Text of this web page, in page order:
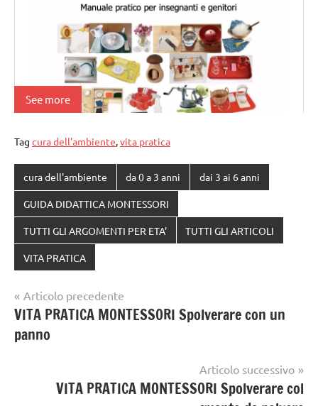
See more
Tag cura dell'ambiente,vita pratica
cura dell'ambiente da 0 a 3 anni dai 3 ai 6 anni
GUIDA DIDATTICA MONTESSORI
TUTTI GLI ARGOMENTI PER ETA' TUTTI GLI ARTICOLI
VITA PRATICA
Navigazione
articoli
Articolo precedente
VITA PRATICA MONTESSORI Spolverare con un
panno
Articolo successivo
VITA PRATICA MONTESSORI Spolverare col